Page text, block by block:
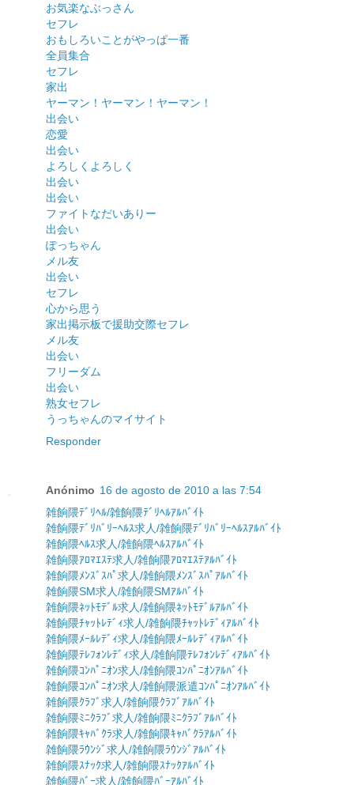
お気楽なぶっさん
セフレ
おもしろいことがやっぱ一番
全員集合
セフレ
家出
ヤーマン！ヤーマン！ヤーマン！
出会い
恋愛
出会い
よろしくよろしく
出会い
出会い
ファイトなだいありー
出会い
ぽっちゃん
メル友
出会い
セフレ
心から思う
家出掲示板で援助交際セフレ
メル友
出会い
フリーダム
出会い
熟女セフレ
うっちゃんのマイサイト
Responder
Anónimo 16 de agosto de 2010 a las 7:54
雑餉隈ﾃﾞﾘﾍﾙ/雑餉隈ﾃﾞﾘﾍﾙｱﾙﾊﾞｲﾄ
雑餉隈ﾃﾞﾘﾊﾞﾘｰﾍﾙｽ求人/雑餉隈ﾃﾞﾘﾊﾞﾘｰﾍﾙｽｱﾙﾊﾞｲﾄ
雑餉隈ﾍﾙｽ求人/雑餉隈ﾍﾙｽｱﾙﾊﾞｲﾄ
雑餉隈ｱﾛﾏｴｽﾃ求人/雑餉隈ｱﾛﾏｴｽﾃｱﾙﾊﾞｲﾄ
雑餉隈ﾒﾝｽﾞｽﾊﾟ求人/雑餉隈ﾒﾝｽﾞｽﾊﾟｱﾙﾊﾞｲﾄ
雑餉隈SM求人/雑餉隈SMｱﾙﾊﾞｲﾄ
雑餉隈ﾈｯﾄﾓﾃﾞﾙ求人/雑餉隈ﾈｯﾄﾓﾃﾞﾙｱﾙﾊﾞｲﾄ
雑餉隈ﾁｬｯﾄﾚﾃﾞｨ求人/雑餉隈ﾁｬｯﾄﾚﾃﾞｨｱﾙﾊﾞｲﾄ
雑餉隈ﾒｰﾙﾚﾃﾞｨ求人/雑餉隈ﾒｰﾙﾚﾃﾞｨｱﾙﾊﾞｲﾄ
雑餉隈ﾃﾚﾌｫﾝﾚﾃﾞｨ求人/雑餉隈ﾃﾚﾌｫﾝﾚﾃﾞｨｱﾙﾊﾞｲﾄ
雑餉隈ｺﾝﾊﾟﾆｵﾝ求人/雑餉隈ｺﾝﾊﾟﾆｵﾝｱﾙﾊﾞｲﾄ
雑餉隈ｺﾝﾊﾟﾆｵﾝ求人/雑餉隈派遣ｺﾝﾊﾟﾆｵﾝｱﾙﾊﾞｲﾄ
雑餉隈ｸﾗﾌﾞ求人/雑餉隈ｸﾗﾌﾞｱﾙﾊﾞｲﾄ
雑餉隈ﾐﾆｸﾗﾌﾞ求人/雑餉隈ﾐﾆｸﾗﾌﾞｱﾙﾊﾞｲﾄ
雑餉隈ｷｬﾊﾞｸﾗ求人/雑餉隈ｷｬﾊﾞｸﾗｱﾙﾊﾞｲﾄ
雑餉隈ﾗｳﾝｼﾞ求人/雑餉隈ﾗｳﾝｼﾞｱﾙﾊﾞｲﾄ
雑餉隈ｽﾅｯｸ求人/雑餉隈ｽﾅｯｸｱﾙﾊﾞｲﾄ
雑餉隈ﾊﾞｰ求人/雑餉隈ﾊﾞｰｱﾙﾊﾞｲﾄ